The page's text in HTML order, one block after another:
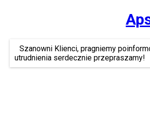
Szanowni Klienci, pragniemy
utrudnienia serdecznie przepraszamy!